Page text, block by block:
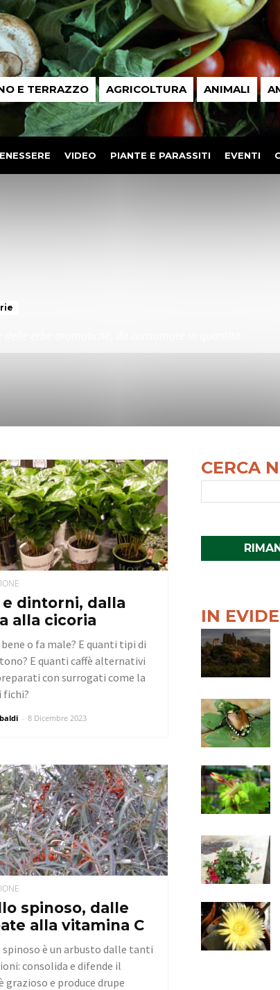
E TERRAZZO AGRICOLTURA ANIMALI
VIDEO PIANTE E PARASSITI EVENTI
e dintorni, dalla
alla cicoria
- 8 Dicembre 2023
o fa male? E quanti tipi di
E quanti caffè alternativi
con surrogati come la
fichi?
spinoso, dalle
alla vitamina C
è un arbusto dalle tanti
consolida e difende il
grazioso e produce drupe
CERCA
IN